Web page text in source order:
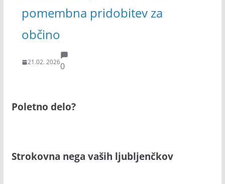
pomembna pridobitev za
občino
21.02. 20260
Poletno delo?
Strokovna nega vaših ljubljenčkov